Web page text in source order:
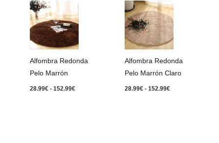
Alfombra Redonda
Pelo Marrón
28.99€ - 152.99€
Rango
de
precios:
desde
28.99€
hasta
152.99€
Alfombra Redonda
Pelo Marrón Claro
28.99€ - 152.99€
Rango
de
precios:
desde
28.99€
hasta
152.99€